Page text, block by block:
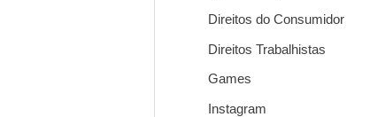
Direitos do Consumidor
Direitos Trabalhistas
Games
Instagram